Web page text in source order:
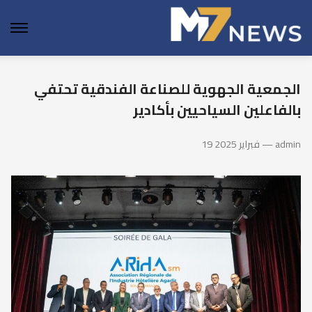
الجمعية الجهوية للصناعة الفندقية تحتفي
بالفاعلين السياحيين بأكادير
19 فبراير 2025 — admin